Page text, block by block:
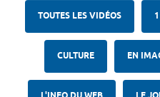
TOUTES LES VIDÉOS
CULTURE EN